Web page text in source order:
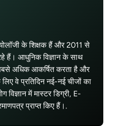
के शिक्षक हैं और 2011 से
हैं। आधुनिक विज्ञान के साथ
अधिक आकर्षित करता है और
वे प्रतिदिन नई-नई चीजों का
में मास्टर डिग्री, E-
प्राप्त किए हैं।.